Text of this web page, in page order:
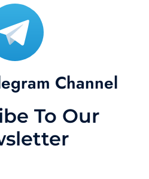
Channel
To Our